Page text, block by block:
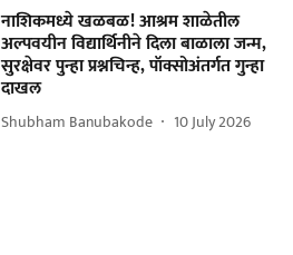
नाशिकमध्ये खळबळ! आश्रम शाळेतील
अल्पवयीन विद्यार्थिनीने दिला बाळाला जन्म,
सुरक्षेवर पुन्हा प्रश्नचिन्ह, पॉक्सोअंतर्गत गुन्हा
दाखल
Shubham Banubakode 10 July 2026